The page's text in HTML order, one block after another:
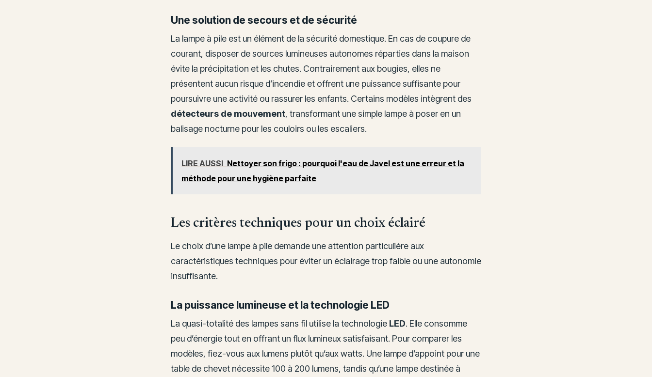
Une solution de secours et de sécurité
La lampe à pile est un élément de la sécurité domestique. En cas de coupure de
courant, disposer de sources lumineuses autonomes réparties dans la maison
évite la précipitation et les chutes. Contrairement aux bougies, elles ne
présentent aucun risque d’incendie et offrent une puissance suffisante pour
poursuivre une activité ou rassurer les enfants. Certains modèles intègrent des
détecteurs de mouvement, transformant une simple lampe à poser en un
balisage nocturne pour les couloirs ou les escaliers.
LIRE AUSSI Nettoyer son frigo : pourquoi l'eau de Javel est une erreur et la
méthode pour une hygiène parfaite
Les critères techniques pour un choix éclairé
Le choix d’une lampe à pile demande une attention particulière aux
caractéristiques techniques pour éviter un éclairage trop faible ou une autonomie
insuffisante.
La puissance lumineuse et la technologie LED
La quasi-totalité des lampes sans fil utilise la technologie LED. Elle consomme
peu d’énergie tout en offrant un flux lumineux satisfaisant. Pour comparer les
modèles, fiez-vous aux lumens plutôt qu’aux watts. Une lampe d’appoint pour une
table de chevet nécessite 100 à 200 lumens, tandis qu’une lampe destinée à